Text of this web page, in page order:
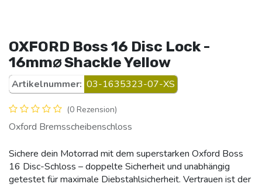
OXFORD Boss 16 Disc Lock -
16mm⌀ Shackle Yellow
Artikelnummer: 03-1635323-07-XS
(0 Rezension)
Oxford Bremsscheibenschloss
Sichere dein Motorrad mit dem superstarken Oxford Boss
16 Disc-Schloss – doppelte Sicherheit und unabhängig
getestet für maximale Diebstahlsicherheit. Vertrauen ist der